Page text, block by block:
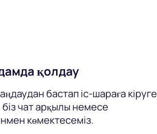
қолдау
бастап іс-шараға кіруге
чат арқылы немесе
көмектесеміз.